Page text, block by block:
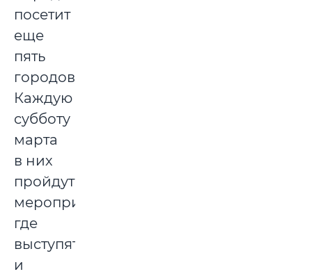
посетит
еще
пять
городов.
Каждую
субботу
марта
в них
пройдут
мероприятия,
где
выступят
и